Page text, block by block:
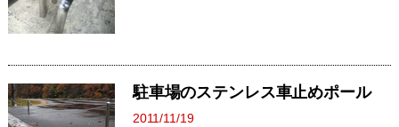
駐車場のステンレス車止めポール
2011/11/19